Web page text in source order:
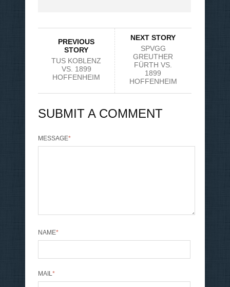
PREVIOUS
STORY
TUS KOBLENZ
VS. 1899
HOFFENHEIM
NEXT STORY
SPVGG
GREUTHER
FÜRTH VS.
1899
HOFFENHEIM
SUBMIT A COMMENT
MESSAGE*
NAME*
MAIL *